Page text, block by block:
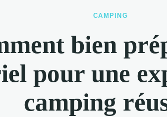
CAMPING
bien
pour une
camping